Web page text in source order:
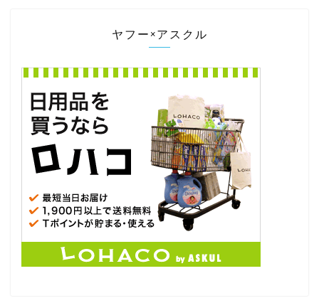
ヤフー×アスクル